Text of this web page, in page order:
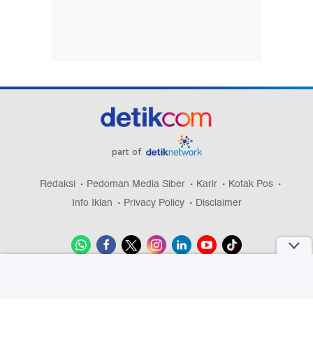
part of
Redaksi Pedoman Media Siber Karir
Kotak Pos
Info Iklan
Privacy Policy Disclaimer